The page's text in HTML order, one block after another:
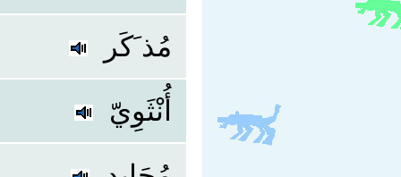
مُذ َكَر
أُنْثَوِيّ